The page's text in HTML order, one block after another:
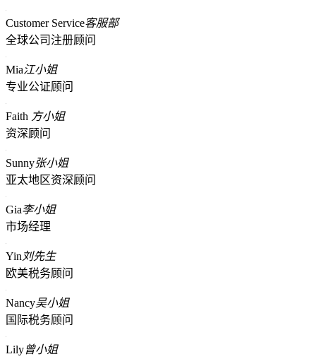
Customer Service客服部
全球公司注册顾问
Mia江小姐
专业公证顾问
Faith 方小姐
资深顾问
Sunny张小姐
亚太地区资深顾问
Gia李小姐
市场经理
Yin 刘先生
欧美税务顾问
Nancy吴小姐
国际税务顾问
Lily曾小姐